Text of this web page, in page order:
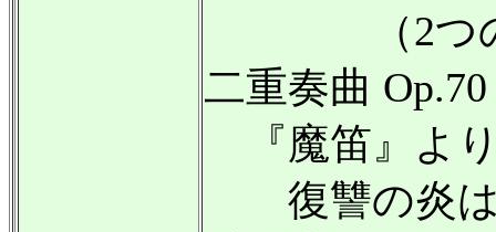
（2つのヴ
二重奏曲 Op.70
『魔笛』よ
復讐の炎は